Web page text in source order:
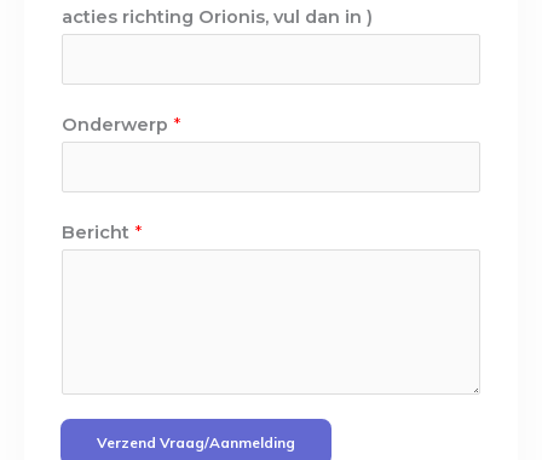
acties richting Orionis, vul dan in )
Onderwerp *
Bericht *
Verzend Vraag/aanmelding